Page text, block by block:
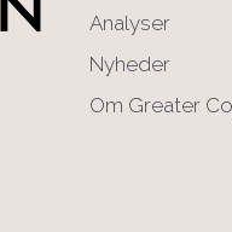
Analyser
Nyheder
Om Greater